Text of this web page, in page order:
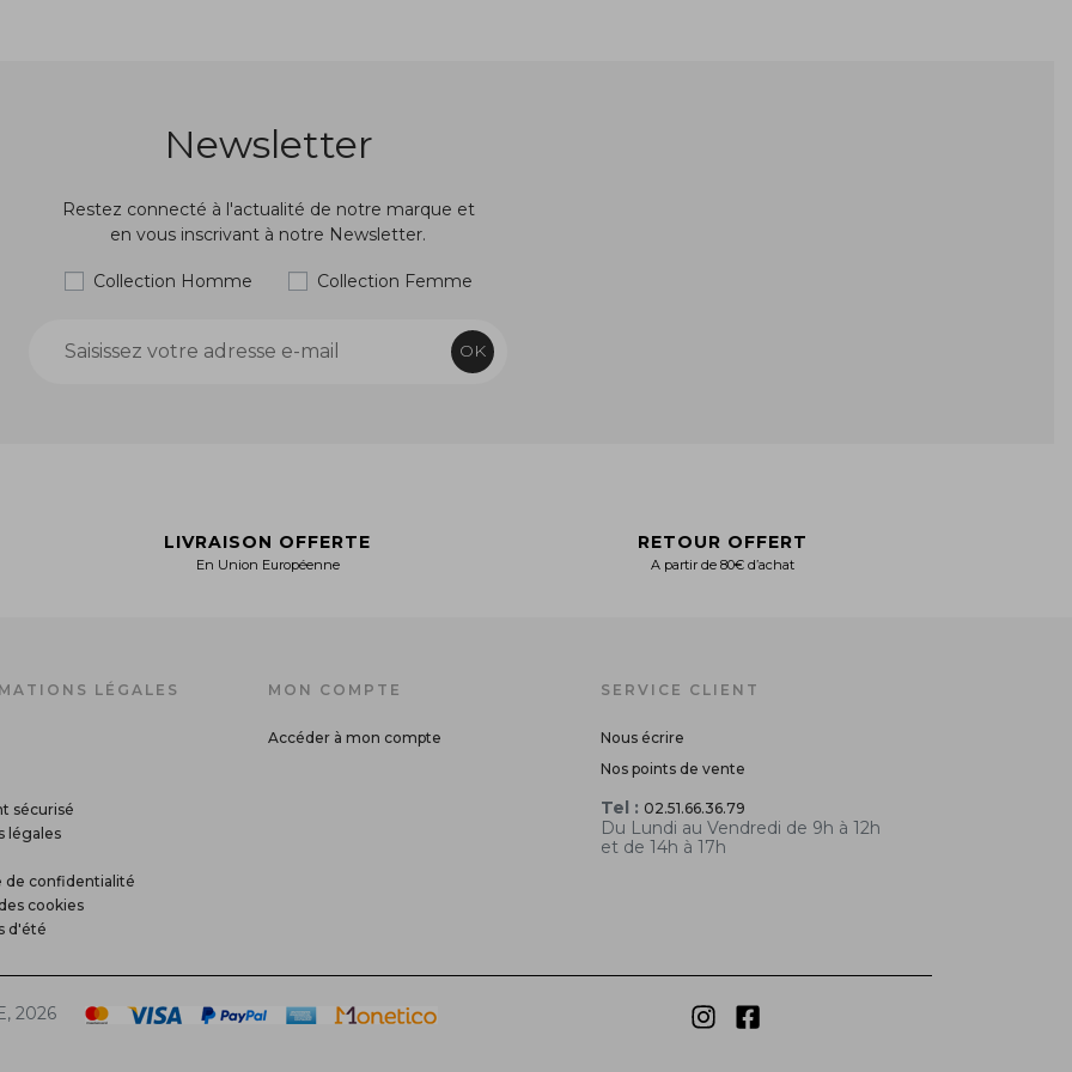
Newsletter
Restez connecté à l'actualité de notre marque et
en vous inscrivant à notre Newsletter.
Collection Homme Collection Femme
OK
LIVRAISON OFFERTE
En Union Européenne
RETOUR OFFERT
A partir de 80€ d’achat
LÉGALES
sécurisé
légales
de confidentialité
cookies
d'été
MON COMPTE
Accéder à mon compte
SERVICE CLIENT
Nous écrire
Nos points de vente
Tel : 02.51.66.36.79
Du Lundi au Vendredi de 9h à 12h
et de 14h à 17h
2026